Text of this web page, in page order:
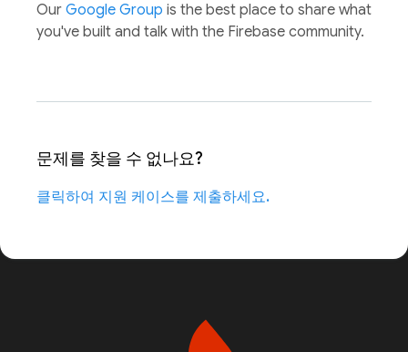
Our Google Group is the best place to share what
you've built and talk with the Firebase community.
문제를 찾을 수 없나요?
클릭하여 지원 케이스를 제출하세요.